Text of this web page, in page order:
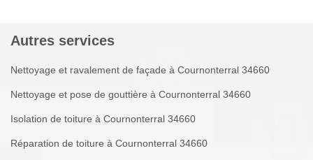
Autres services
Nettoyage et ravalement de façade à Cournonterral 34660
Nettoyage et pose de gouttière à Cournonterral 34660
Isolation de toiture à Cournonterral 34660
Réparation de toiture à Cournonterral 34660